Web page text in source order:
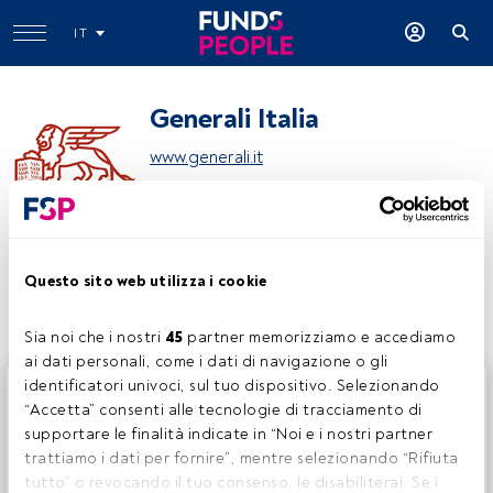
Questo sito web utilizza i cookie
Sia noi che i nostri 45 partner memorizziamo e accediamo
ai dati personali, come i dati di navigazione o gli
identificatori univoci, sul tuo dispositivo. Selezionando
“Accetta” consenti alle tecnologie di tracciamento di
supportare le finalità indicate in “Noi e i nostri partner
trattiamo i dati per fornire”, mentre selezionando “Rifiuta
tutto” o revocando il tuo consenso, le disabiliterai. Se i
IT
Generali Italia
www.generali.it
Questo è un articolo riservato agli utenti FundsPeople. Se
sei già registrato, accedi tramite il pulsante Login. Se non
hai ancora un account, ti invitiamo a registrarti per scoprire
tutti i contenuti che FundsPeople ha da offrire.